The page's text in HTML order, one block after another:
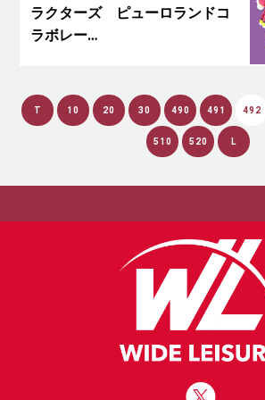
ラクターズ ピューロランドコ
ラボレー…
T 10 20 30 490 491 492
510 520 L